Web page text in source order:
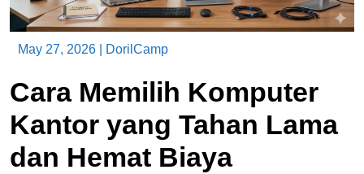
May 27, 2026 DorilCamp
Cara Memilih Komputer
Kantor yang Tahan Lama
dan Hemat Biaya